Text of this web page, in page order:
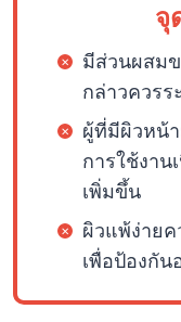
จุ
มีส่วนผสม
กล่าวควรร
ผู้ที่มีผิวหน้
การใช้งาน
เพิ่มขึ้น
ผิวแพ้ง่าย
เพื่อป้องกัน